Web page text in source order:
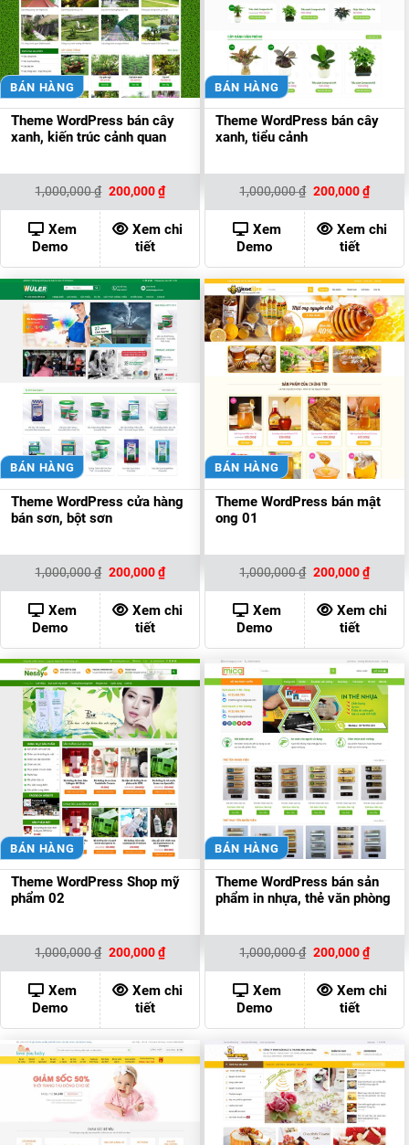
BÁN HÀNG
Theme WordPress bán cây
xanh, kiến trúc cảnh quan
1,000,000₫ Giá
là:
1,000,000 ₫.
200,000₫Giá
hiện
tại
là:
200,000 ₫.
Xem
Demo
Xem chi
tiết
BÁN HÀNG
Theme WordPress bán cây
xanh, tiểu cảnh
1,000,000₫ Giá
là:
1,000,000 ₫.
200,000₫Giá
hiện
tại
là:
Xem
Demo
Xem chi
tiết
BÁN HÀNG
Theme WordPress cửa hàng
bán sơn, bột sơn
1,000,000₫ Giá
là:
1,000,000 ₫.
200,000₫Giá
hiện
tại
là:
200,000 ₫.
Xem
Demo
Xem chi
tiết
BÁN HÀNG
Theme WordPress bán mật
ong 01
1,000,000₫ Giá
là:
1,000,000 ₫.
200,000₫Giá
hiện
tại
là:
Xem
Demo
Xem chi
tiết
BÁN HÀNG
Theme WordPress Shop mỹ
phẩm 02
1,000,000₫ Giá
là:
1,000,000 ₫.
200,000₫Giá
hiện
tại
là:
200,000 ₫.
Xem
Demo
Xem chi
tiết
BÁN HÀNG
Theme WordPress bán sản
phẩm in nhựa, thẻ văn phòng
1,000,000₫ Giá
là:
1,000,000 ₫.
200,000₫Giá
hiện
tại
là:
Xem
Demo
Xem chi
tiết